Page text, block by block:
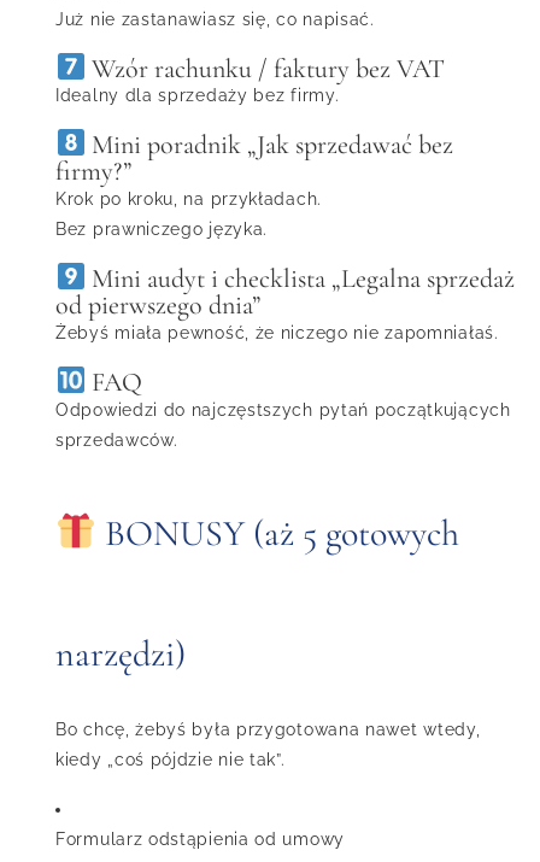
Już nie zastanawiasz się, co napisać.
Wzór rachunku / faktury bez VAT
Idealny dla sprzedaży bez firmy.
Mini poradnik „Jak sprzedawać bez
firmy?”
Krok po kroku, na przykładach.
Bez prawniczego języka.
Mini audyt i checklista „Legalna sprzedaż
od pierwszego dnia”
Żebyś miała pewność, że niczego nie zapomniałaś.
FAQ
Odpowiedzi do najczęstszych pytań początkujących
sprzedawców.
BONUSY (aż 5 gotowych
narzędzi)
Bo chcę, żebyś była przygotowana nawet wtedy,
kiedy „coś pójdzie nie tak”.
Formularz odstąpienia od umowy